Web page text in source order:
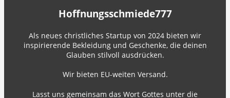
Hoffnungsschmiede777
Als neues christliches Startup von 2024 bieten wir
inspirierende Bekleidung und Geschenke, die deinen
Glauben stilvoll ausdrücken.
Wir bieten EU-weiten Versand.
Lasst uns gemeinsam das Wort Gottes unter die